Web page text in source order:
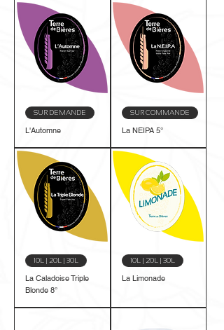
SUR DEMANDE
L'Automne
SUR COMMANDE
La NEIPA 5°
10L | 20L | 30L
La Caladoise Triple
Blonde 8°
10L | 20L | 30L
La Limonade